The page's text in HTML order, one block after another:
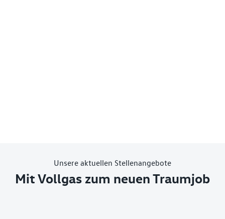
Unsere aktuellen Stellenangebote
Mit Vollgas zum neuen Traumjob